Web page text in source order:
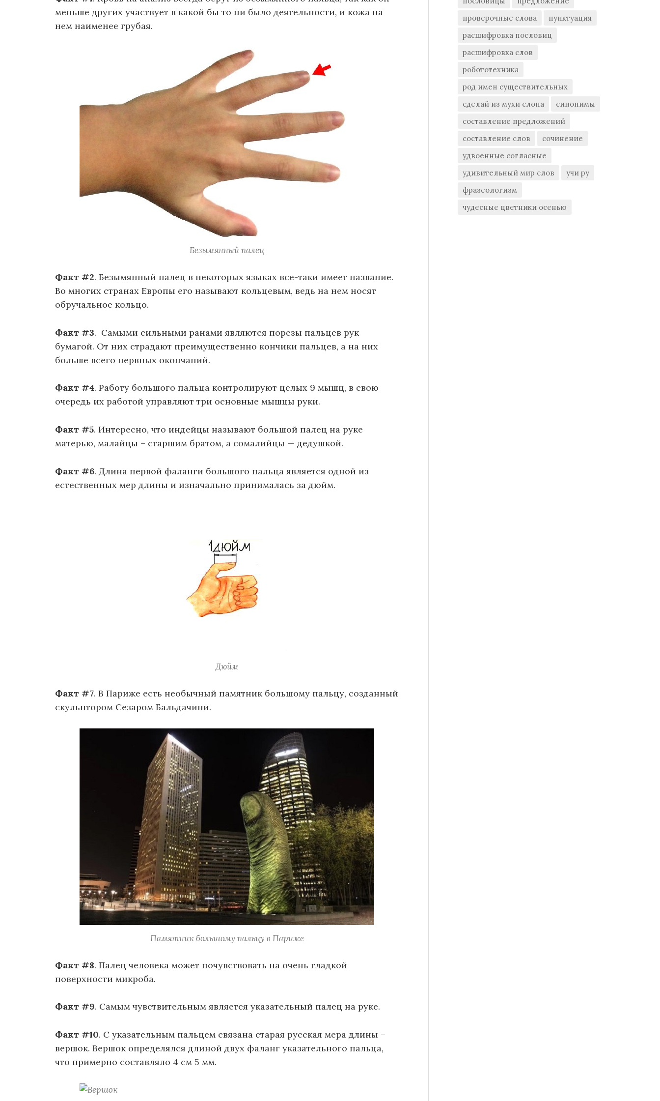
меньше других участвует в какой бы то ни было деятельности, и кожа на
нем наименее грубая.
Безымянный палец
Факт #2. Безымянный палец в некоторых языках все-таки имеет название.
Во многих странах Европы его называют кольцевым, ведь на нем носят
обручальное кольцо.
Факт #3. Самыми сильными ранами являются порезы пальцев рук
бумагой. От них страдают преимущественно кончики пальцев, а на них
больше всего нервных окончаний.
Факт #4. Работу большого пальца контролируют целых 9 мышц, в свою
очередь их работой управляют три основные мышцы руки.
Факт #5. Интересно, что индейцы называют большой палец на руке
матерью, малайцы – старшим братом, а сомалийцы — дедушкой.
Факт #6. Длина первой фаланги большого пальца является одной из
естественных мер длины и изначально принималась за дюйм.
Дюйм
Факт #7. В Париже есть необычный памятник большому пальцу, созданный
скульптором Сезаром Бальдачини.
Памятник большому пальцу в Париже
Факт #8. Палец человека может почувствовать на очень гладкой
поверхности микроба.
Факт #9. Самым чувствительным является указательный палец на руке.
Факт #10. С указательным пальцем связана старая русская мера длины –
вершок. Вершок определялся длиной двух фаланг указательного пальца,
что примерно составляло 4 см 5 мм.
проверочные слова
пунктуация
расшифровка пословиц
расшифровка слов
робототехника
род имен существительных
сделай из мухи слона
синонимы
составление предложений
составление слов
сочинение
удвоенные согласные
удивительный мир слов
учи ру
фразеологизм
чудесные цветники осенью